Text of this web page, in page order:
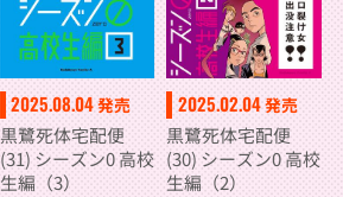
2025.08.04発売
黒鷺死体宅配便
(31) シーズン0 高校
生編（3）
2025.02.04発売
黒鷺死体宅配便
(30) シーズン0 高校
生編（2）